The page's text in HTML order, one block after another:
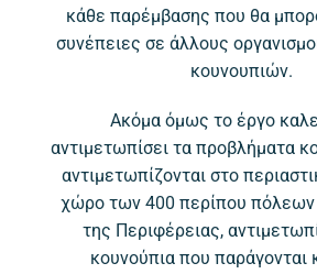
κάθε παρέμβασης που θα
συνέπειες σε άλλους
κουνουπιών.
Ακόμα όμως το έργο
αντιμετωπίσει τα προβλήματα
αντιμετωπίζονται στο
χώρο των 400 περίπου πόλεων
της Περιφέρειας,
κουνούπια που παράγονται